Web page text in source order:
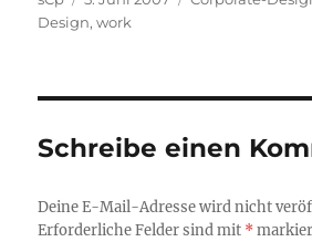
am
Design,work
Schreibe einen
Deine E-Mail-Adresse wird nicht
Erforderliche Felder sind mit *